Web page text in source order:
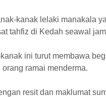
kanak lelaki manakala
tahfiz di Kedah seawal
ini turut membawa
ramai menderma.
resit dan maklumat